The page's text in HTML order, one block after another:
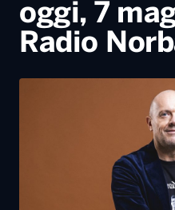
oggi, 7
Radio